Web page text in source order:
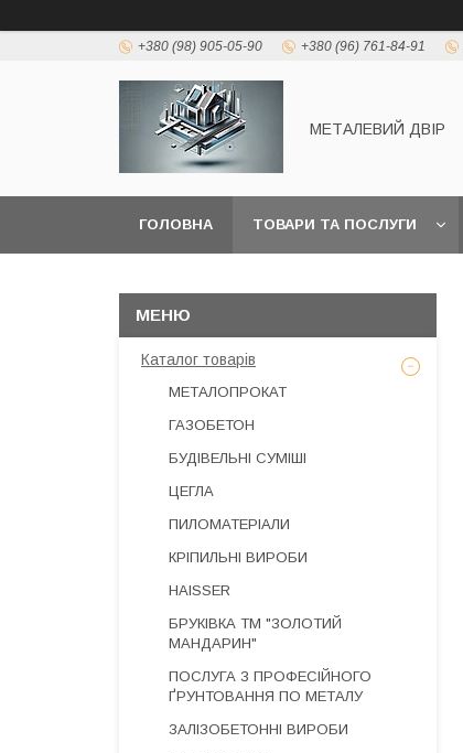
+380 (98) 905-05-90 +380 (96) 761-84-91
МЕТАЛЕВИЙ ДВІР
ГОЛОВНА ТОВАРИ ТА ПОСЛУГИ
Каталог товарів
МЕТАЛОПРОКАТ
ГАЗОБЕТОН
БУДІВЕЛЬНІ СУМІШІ
ЦЕГЛА
ПИЛОМАТЕРІАЛИ
КРІПИЛЬНІ ВИРОБИ
HAISSER
БРУКІВКА ТМ "ЗОЛОТИЙ
МАНДАРИН"
ПОСЛУГА З ПРОФЕСІЙНОГО
ҐРУНТОВАННЯ ПО МЕТАЛУ
ЗАЛІЗОБЕТОННІ ВИРОБИ